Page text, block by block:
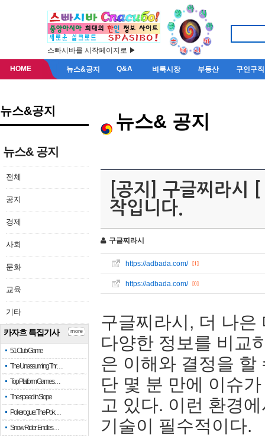
스빠시바를 시작페이지로 ▶
HOME 뉴스&공지 Q&A 벼룩시장 부동산 구인구직
뉴스&공지
뉴스& 공지
전체
공지
경제
사회
문화
교육
기타
카자흐 특집기사
51 Club Game
The Unassuming Thr…
Top Platform Games…
The speed in Slope
Pokerogue: The Pok…
Snow Rider: Endles…
more
뉴스& 공지
[공지] 구글찌라시
작입니다.
구글찌라시
https://adbada.com/ [1]
https://adbada.com/ [0]
구글찌라시, 더 나은
다양한 정보를 비교
은 이해와 결정을 할
단 몇 분 만에 이슈
고 있다. 이런 환경
기술이 필수적이다.